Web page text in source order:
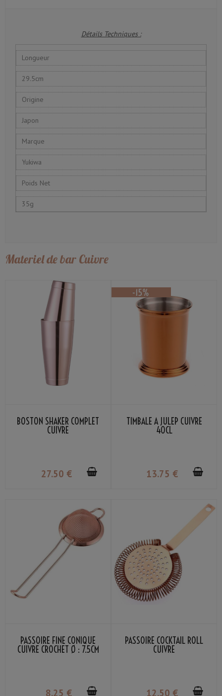
Détails Techniques :
Longueur
29.5cm
Origine
Japon
Marque
Yukiwa
Poids Net
35g
Materiel de bar Cuivre
BOSTON SHAKER COMPLET
CUIVRE
27.50 €
TIMBALE À JULEP CUIVRE
40CL
13.75 €
PASSOIRE FINE CONIQUE
CUIVRE CROCHET Ø : 7.5CM
8.25 €
PASSOIRE COCKTAIL ROLL
CUIVRE
12.50 €